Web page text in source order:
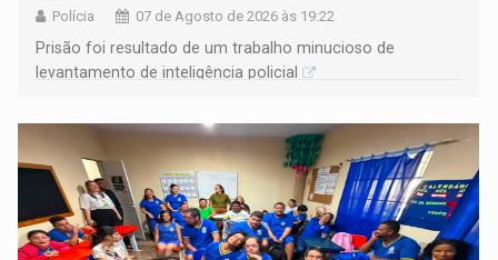
Polícia 07 de Agosto de 2026 às 19:22
Prisão foi resultado de um trabalho minucioso de
levantamento de inteligência policial